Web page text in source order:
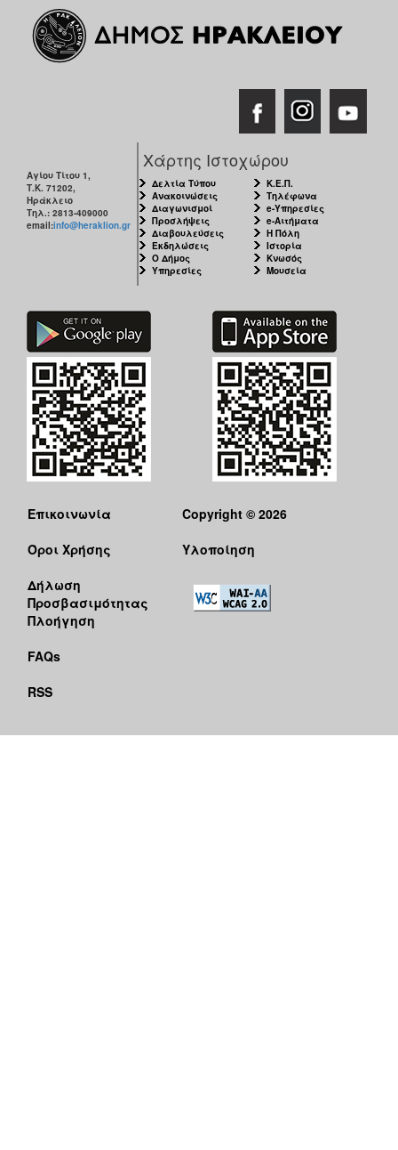
Αγίου Τίτου 1,
Τ.Κ. 71202,
Ηράκλειο
Τηλ.: 2813-409000
email:info@heraklion.gr
Χάρτης Ιστοχώρου
Δελτία Τύπου
Ανακοινώσεις
Διαγωνισμοί
Προσλήψεις
Διαβουλεύσεις
Εκδηλώσεις
Ο Δήμος
Υπηρεσίες
Κ.Ε.Π.
Τηλέφωνα
e-Υπηρεσίες
e-Αιτήματα
Η Πόλη
Ιστορία
Κνωσός
Μουσεία
Επικοινωνία
Όροι Χρήσης
Δήλωση
Προσβασιμότητας
Πλοήγηση
FAQs
RSS
Copyright © 2026
Υλοποίηση